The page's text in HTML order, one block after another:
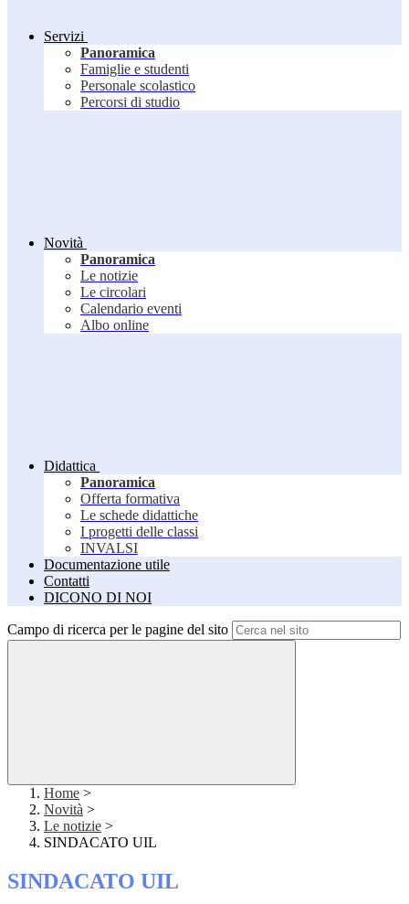
Servizi
Panoramica
Famiglie e studenti
Personale scolastico
Percorsi di studio
Novità
Panoramica
Le notizie
Le circolari
Calendario eventi
Albo online
Didattica
Panoramica
Offerta formativa
Le schede didattiche
I progetti delle classi
INVALSI
Documentazione utile
Contatti
DICONO DI NOI
Campo di ricerca per le pagine del sito
Home >
Novità >
Le notizie >
SINDACATO UIL
SINDACATO UIL